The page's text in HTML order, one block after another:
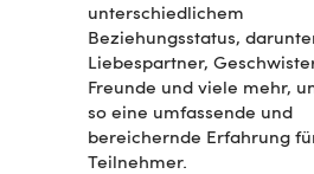
unterschiedlichem
Beziehungsstatus,
Liebespartner,
Freunde und viele mehr,
so eine umfassende und
bereichernde Erfahrung
Teilnehmer.